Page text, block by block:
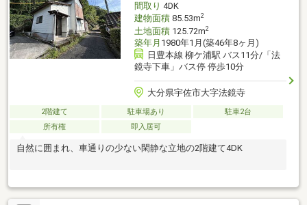
間取り 4DK
建物面積85.53m2
土地面積125.72m2
築年月 1980年1月(築46年8ヶ月)
日豊本線 柳ケ浦駅 バス11分/「法
鏡寺下車」バス停 停歩10分
大分県宇佐市大字法鏡寺
2階建て 駐車場あり
駐車2台
所有権
即入居可
自然に囲まれ、車通りの少ない閑静な立地の2階建て4DK